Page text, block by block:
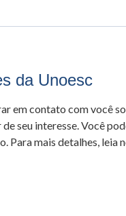
da Unoesc
em contato com você
seu interesse. Você
Para mais detalhes, leia